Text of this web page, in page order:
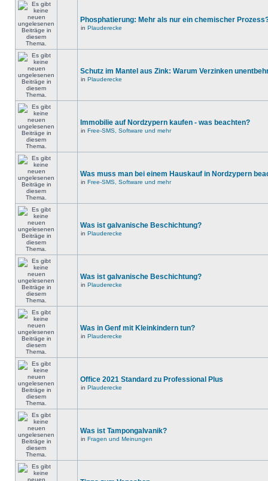
Phosphatierung: Mehr als nur ein chemischer
in Plauderecke
Schutz im Mantel aus Zink: Warum Verzinken
in Plauderecke
Immobilie auf Nordzypern kaufen - was beachten?
in Free-SMS, Software und mehr
Was muss man bei einem Hauskauf in Nordzypern
in Free-SMS, Software und mehr
Was ist galvanische Beschichtung?
in Plauderecke
Was ist galvanische Beschichtung?
in Plauderecke
Was in Genf mit Kleinkindern tun?
in Plauderecke
Office 2021 Standard zu Professional Plus
in Plauderecke
Was ist Tampongalvanik?
in Fragen und Meinungen